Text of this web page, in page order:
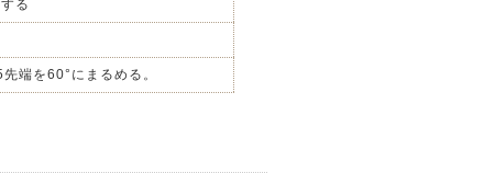
る
端を60°にまるめる。